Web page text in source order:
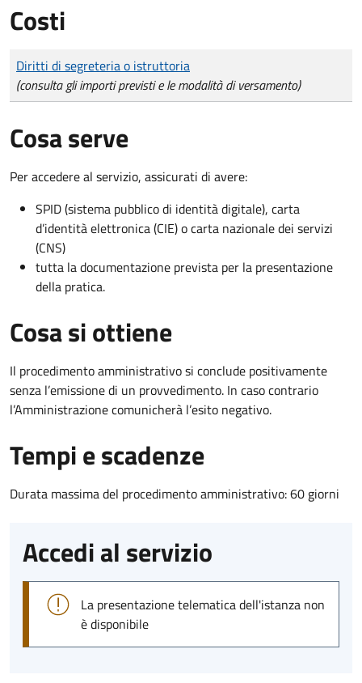
Costi
Tipo di pagamento
Importo
Diritti di segreteria o istruttoria
(consulta gli importi previsti e le modalità di versamento)
Cosa serve
Per accedere al servizio, assicurati di avere:
SPID (sistema pubblico di identità digitale), carta
d’identità elettronica (CIE) o carta nazionale dei servizi
(CNS)
tutta la documentazione prevista per la presentazione
della pratica.
Cosa si ottiene
Il procedimento amministrativo si conclude positivamente
senza l’emissione di un provvedimento. In caso contrario
l’Amministrazione comunicherà l’esito negativo.
Tempi e scadenze
Durata massima del procedimento amministrativo: 60 giorni
Accedi al servizio
La presentazione telematica dell'istanza non
è disponibile